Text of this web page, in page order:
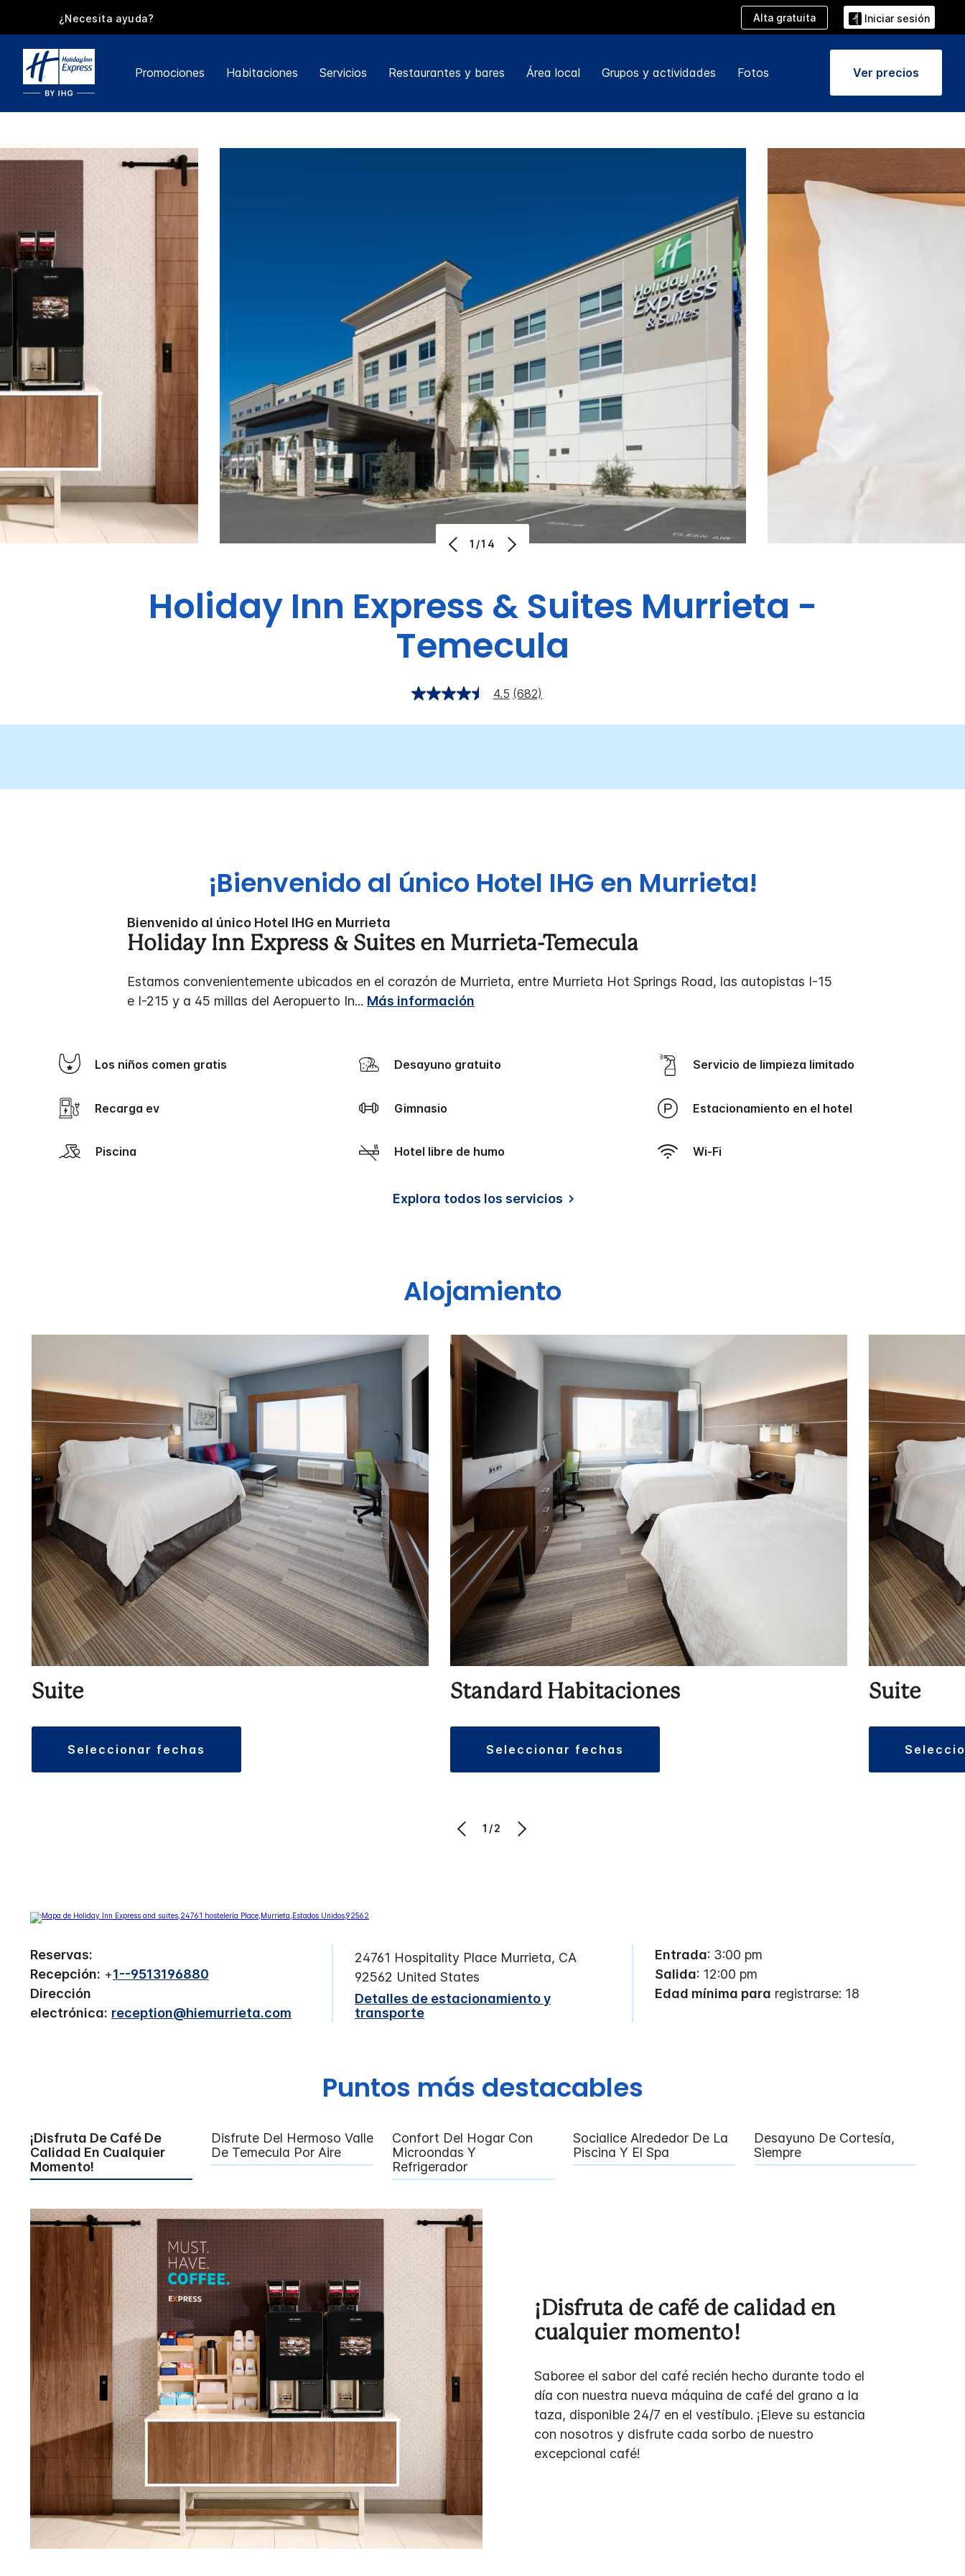
¿Necesita ayuda? Alta gratuita Iniciar sesión
Promociones Habitaciones Servicios Restaurantes y bares Área local Grupos y actividades Fotos Ver precios
1/14
Holiday Inn Express & Suites Murrieta -
Temecula
4.5 (682)
¡Bienvenido al único Hotel IHG en Murrieta!
Bienvenido al único Hotel IHG en Murrieta
Holiday Inn Express & Suites en Murrieta-Temecula
Estamos convenientemente ubicados en el corazón de Murrieta, entre Murrieta Hot Springs Road, las autopistas I-15
e I-215 y a 45 millas del Aeropuerto In... Más información
Los niños comen gratis Desayuno gratuito Servicio de limpieza limitado
Recarga ev Gimnasio Estacionamiento en el hotel
Piscina Hotel libre de humo Wi-Fi
Explora todos los servicios
Alojamiento
Suite
seleccionar fechas
Standard Habitaciones
seleccionar fechas
Suite
1/2
Reservas:
Recepción: +1--9513196880
Dirección
electrónica: reception@hiemurrieta.com
24761 Hospitality Place Murrieta, CA
92562 United States
Detalles de estacionamiento y
transporte
Entrada: 3:00 pm
Salida: 12:00 pm
Edad mínima para registrarse: 18
Puntos más destacables
¡Disfruta De Café De
Calidad En Cualquier
Momento!
Disfrute Del Hermoso Valle
De Temecula Por Aire
Confort Del Hogar Con
Microondas Y
Refrigerador
Socialice Alrededor De La
Piscina Y El Spa
Desayuno De Cortesía,
Siempre
¡Disfruta de café de calidad en
cualquier momento!
Saboree el sabor del café recién hecho durante todo el
día con nuestra nueva máquina de café del grano a la
taza, disponible 24/7 en el vestíbulo. ¡Eleve su estancia
con nosotros y disfrute cada sorbo de nuestro
excepcional café!